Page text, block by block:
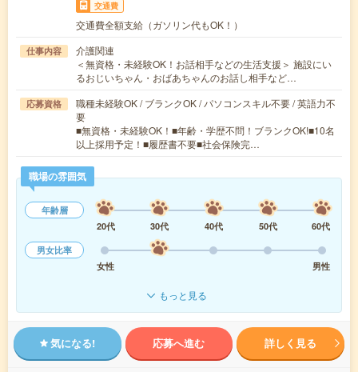
交通費
交通費全額支給（ガソリン代もOK！）
仕事内容
介護関連
＜無資格・未経験OK！お話相手などの生活支援＞ 施設にい
るおじいちゃん・おばあちゃんのお話し相手など…
応募資格
職種未経験OK / ブランクOK / パソコンスキル不要 / 英語力不
要
■無資格・未経験OK！■年齢・学歴不問！ブランクOK!■10名
以上採用予定！■履歴書不要■社会保険完…
職場の雰囲気
年齢層
20代
30代 40代 50代
60代
男女比率
女性
男性
もっと見る
気になる! 応募へ進む 詳しく見る